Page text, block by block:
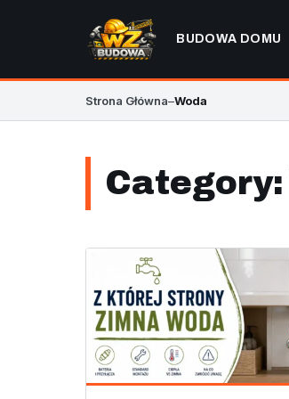
BUDOWA DOMU
Strona Główna–Woda
Category: